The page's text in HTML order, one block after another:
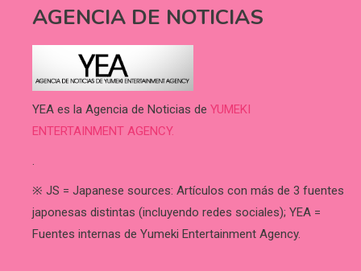
AGENCIA DE NOTICIAS
YEA es la Agencia de Noticias de YUMEKI
ENTERTAINMENT AGENCY.
.
※ JS = Japanese sources: Artículos con más de 3 fuentes
japonesas distintas (incluyendo redes sociales); YEA =
Fuentes internas de Yumeki Entertainment Agency.